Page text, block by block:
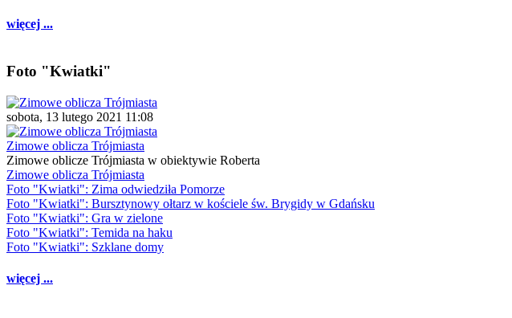
więcej ...
Foto "Kwiatki"
sobota, 13 lutego 2021 11:08
Zimowe oblicza Trójmiasta
Zimowe oblicze Trójmiasta w obiektywie Roberta
Zimowe oblicza Trójmiasta
Foto "Kwiatki": Zima odwiedziła Pomorze
Foto "Kwiatki": Bursztynowy ołtarz w kościele św. Brygidy w Gdańsku
Foto "Kwiatki": Gra w zielone
Foto "Kwiatki": Temida na haku
Foto "Kwiatki": Szklane domy
więcej ...